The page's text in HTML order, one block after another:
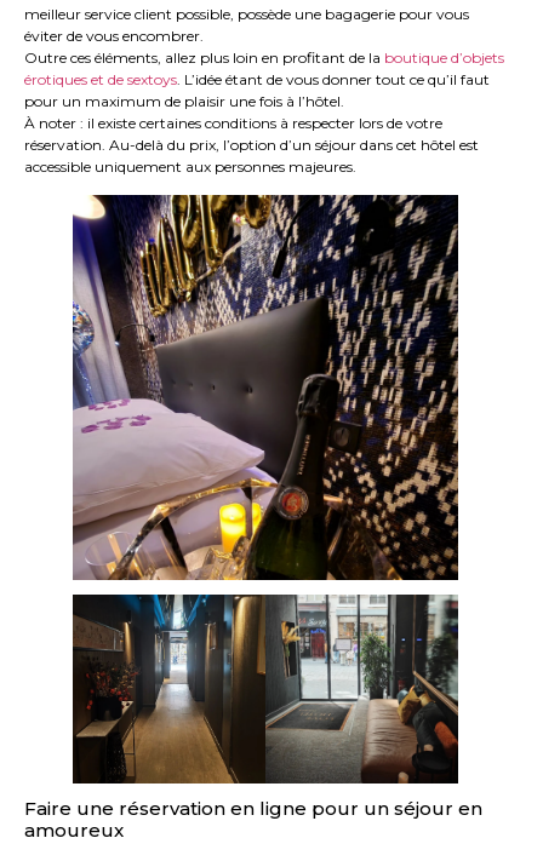
meilleur service client possible, possède une bagagerie pour vous
éviter de vous encombrer.
Outre ces éléments, allez plus loin en profitant de la boutique d’objets
érotiques et de sextoys. L’idée étant de vous donner tout ce qu’il faut
pour un maximum de plaisir une fois à l’hôtel.
À noter : il existe certaines conditions à respecter lors de votre
réservation. Au-delà du prix, l’option d’un séjour dans cet hôtel est
accessible uniquement aux personnes majeures.
Faire une réservation en ligne pour un séjour en
amoureux